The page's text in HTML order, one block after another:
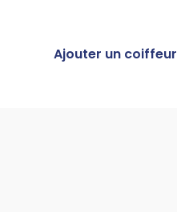
Ajouter un coiffeur